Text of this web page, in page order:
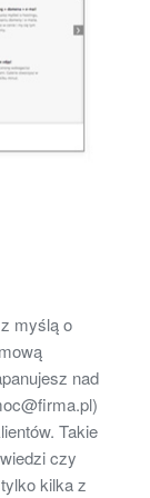
myślą o
nad
Takie
czy
kilka z